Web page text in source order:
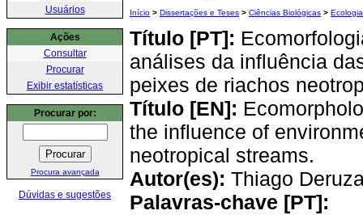
Usuários
Ações
Consultar
Procurar
Exibir estatísticas
Procurar por:
Procura avançada
Dúvidas e sugestões
Início > Dissertações e Teses > Ciências Biológicas > Ecologia
Título [PT]:
análises da influência
peixes de riachos
Título [EN]:
the influence of
neotropical streams.
Autor(es): Thiago
Palavras-chave [PT]: